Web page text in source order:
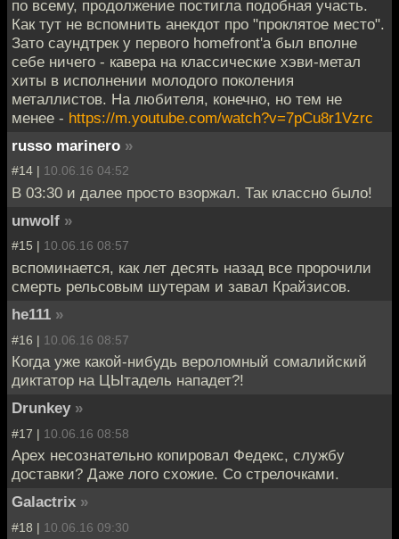
по всему, продолжение постигла подобная участь.
Как тут не вспомнить анекдот про "проклятое место".
Зато саундтрек у первого homefront'а был вполне
себе ничего - кавера на классические хэви-метал
хиты в исполнении молодого поколения
металлистов. На любителя, конечно, но тем не
менее - https://m.youtube.com/watch?v=7pCu8r1Vzrc
russo marinero »
#14 | 10.06.16 04:52
В 03:30 и далее просто взоржал. Так классно было!
unwolf »
#15 | 10.06.16 08:57
вспоминается, как лет десять назад все пророчили
смерть рельсовым шутерам и завал Крайзисов.
he111 »
#16 | 10.06.16 08:57
Когда уже какой-нибудь вероломный сомалийский
диктатор на ЦЫтадель нападет?!
Drunkey »
#17 | 10.06.16 08:58
Apex несознательно копировал Федекс, службу
доставки? Даже лого схожие. Со стрелочками.
Galactrix »
#18 | 10.06.16 09:30